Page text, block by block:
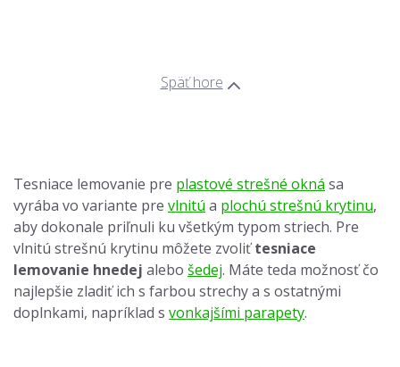
Späť hore
Tesniace lemovanie pre plastové strešné okná sa
vyrába vo variante pre vlnitú a plochú strešnú krytinu,
aby dokonale priľnuli ku všetkým typom striech. Pre
vlnitú strešnú krytinu môžete zvoliťtesniace
lemovanie hnedej alebo šedej. Máte teda možnosť čo
najlepšie zladiť ich s farbou strechy a s ostatnými
doplnkami, napríklad s vonkajšími parapety.